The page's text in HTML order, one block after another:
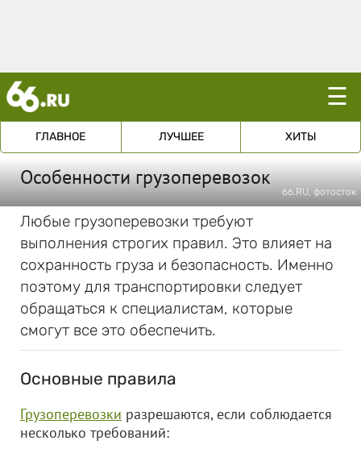
☰
ГЛАВНОЕ ЛУЧШЕЕ ХИТЫ
Особенности грузоперевозок
66.RU, фотосток
Любые грузоперевозки требуют
выполнения строгих правил. Это влияет на
сохранность груза и безопасность. Именно
поэтому для транспортировки следует
обращаться к специалистам, которые
смогут все это обеспечить.
Основные правила
Грузоперевозки разрешаются, если соблюдается
несколько требований: